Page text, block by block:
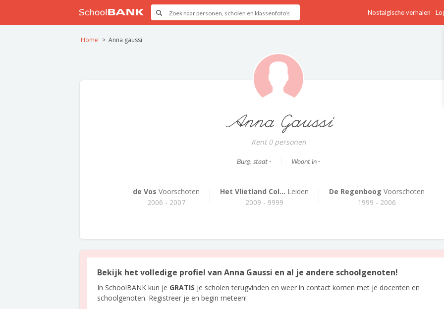
Nostalgische verhalen
Home Anna gaussi
Anna Gaussi
Kent 0 personen
Burg. staat - Woont in -
de Vos Voorschoten
2006 - 2007
Het Vlietland Col... Leiden
2009 - 9999
De Regenboog Voorschoten
1999 - 2006
Bekijk het volledige profiel van Anna Gaussi en al je andere schoolgenoten!
In SchoolBANK kun je GRATIS je scholen terugvinden en weer in contact komen met je docenten en
schoolgenoten. Registreer je en begin meteen!